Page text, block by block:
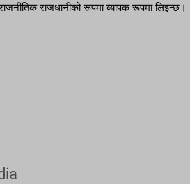
राजधानीको रूपमा व्यापक रूपमा लिइन्छ।